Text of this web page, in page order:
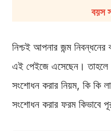
বয়স
নিশ্চই আপনার জন্ম
এই পেইজে এসেছেন। তাহলে
সংশোধন করার নিয়ম, কি কি
সংশোধন করার ফরম কিভাবে